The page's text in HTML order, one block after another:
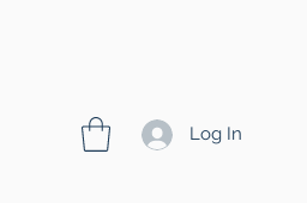
Log In